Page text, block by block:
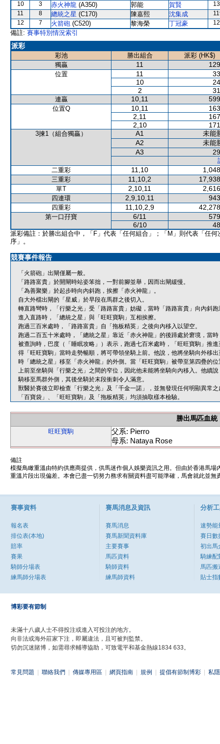
10
3 赤火神龍 (A350) 郭能 賀賢
11
8 總統之星 (C170) 陳嘉熙 沈集成
12
7 火箭砲 (C520) 黎海榮 丁冠豪
備註: 賽事特別情況索引
派彩
彩池 勝出組合
派彩 (HK$)
獨贏
11
位置 11
10
2
連贏 10,11
位置Q 10,11
2,11
2,10
3揀1（組合獨贏） A1
未能
A2
未能
A3
二重彩
11,10
三重彩 11,10,2
單T 2,10,11
四連環 2,9,10,11
四重彩 11,10,2,9
第一口孖寶 6/11
6/10
派彩備註：於勝出組合中，「F」代表「任何組合」；「M」則代表「任何
序」。
競賽事件報告
「火箭砲」出閘僅屬一般。
「路路富貴」於開閘時站姿笨拙，一對前腳並舉，因而出閘緩慢。
「為善聚樂」於起步時向內斜跑，挨擦「赤火神龍」。
自大外檔出閘的「星威」於早段在馬群之後切入。
轉直路彎時，「行樂之光」受「路路富貴」妨礙，當時「路路富貴」向內斜
進入直路時，「總統之星」與「旺旺寶駒」互相挨擦。
跑過三百米處時，「路路富貴」自「拖板精英」之後向內移入以望空。
跑過二百五十米處時，「總統之星」靠近「赤火神龍」的後蹄處於窘境，當
被查詢時，巴度（「睡眠攻略」）表示，跑過七百米處時，「旺旺寶駒」推
得「旺旺寶駒」當時走勢暢順，將可帶領坐騎上前。他說，他將坐騎向外移
時「總統之星」移至「赤火神龍」的外側。當「旺旺寶駒」被帶至第四疊的
上前至坐騎與「行樂之光」之間的窄位，因此他未能將坐騎向內移入。他續
騎移至馬群外側，其後坐騎於末段衝刺令人滿意。
獸醫於賽後立即檢查「行樂之光」及「千金一諾」，並無發現任何明顯異常之
「百寶袋」、「旺旺寶駒」及「拖板精英」均須抽取樣本檢驗。
勝出馬匹血統
旺旺寶駒
父系: Pierro
母系: Nataya Rose
備註
模擬鳥瞰重溫由特約供應商提供，供馬迷作個人娛樂資訊之用。但由於香港馬
重溫片段出現偏差。本會已盡一切努力務求有關資料盡可能準確，馬會就此並
賽事資料
報名表
排位表(本地)
賠率
賽果
騎師分場表
練馬師分場表
賽馬消息及資訊
賽馬消息
賽馬新聞資料庫
主要賽事
馬匹資料
騎師資料
練馬師資料
分析
速勢能
賽日數
初出馬
騎練配
馬匹搬
貼士指
博彩要有節制
未滿十八歲人士不得投注或進入可投注的地方。
向非法或海外莊家下注，即屬違法，且可被判監禁。
切勿沉迷賭博，如需尋求輔導協助，可致電平和基金熱線1834 633。
常見問題 聯絡我們 傳媒專用區 網頁指南 規例 提倡有節制博彩 私